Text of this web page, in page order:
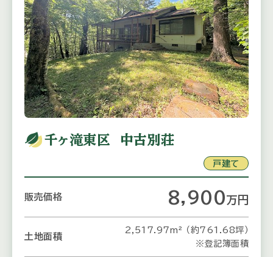
千ヶ滝東区 中古別荘
戸建て
販売価格 8,900万 円
土地面積
2,517.97m² （約761.68坪）
※登記簿面積